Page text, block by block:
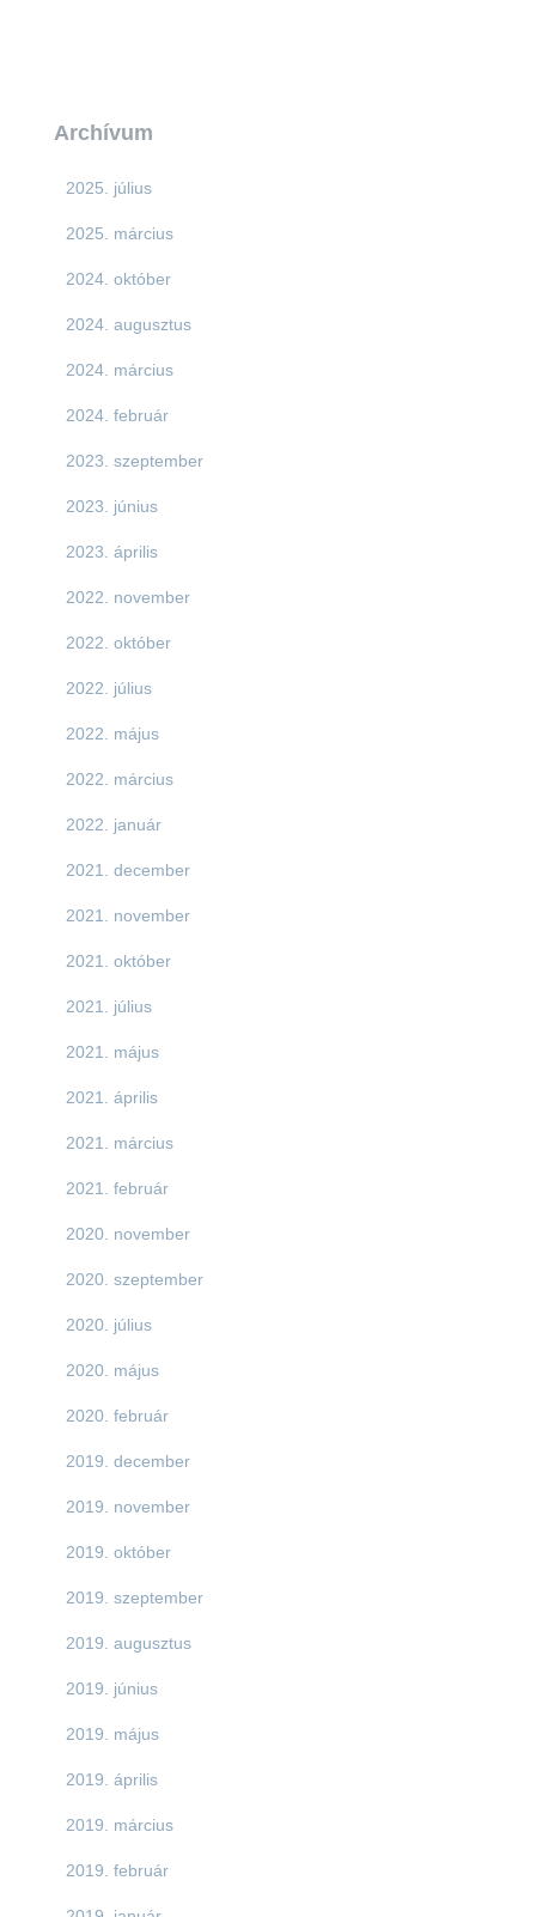
Archívum
2025. július
2025. március
2024. október
2024. augusztus
2024. március
2024. február
2023. szeptember
2023. június
2023. április
2022. november
2022. október
2022. július
2022. május
2022. március
2022. január
2021. december
2021. november
2021. október
2021. július
2021. május
2021. április
2021. március
2021. február
2020. november
2020. szeptember
2020. július
2020. május
2020. február
2019. december
2019. november
2019. október
2019. szeptember
2019. augusztus
2019. június
2019. május
2019. április
2019. március
2019. február